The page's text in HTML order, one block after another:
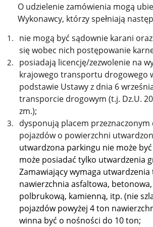
O udzielenie zamówienia mogą
Wykonawcy, którzy spełniają
nie mogą być sądownie karani
się wobec nich postępowanie
posiadają licencję/zezwolenie na
krajowego transportu drogowego
podstawie Ustawy z dnia 6
transporcie drogowym (t.j. Dz.U.
zm.);
dysponują placem
pojazdów o powierzchni
utwardzona parkingu nie może
może posiadać tylko utwardzenia
Zamawiający wymaga utwardzenia
nawierzchnia asfaltowa, betonowa,
polbrukową, kamienną, itp. (nie
pojazdów powyżej 4 ton
winna być o nośności do 10 ton;